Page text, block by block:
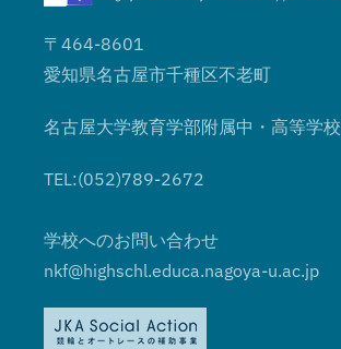
〒464-8601
愛知県名古屋市千種区不老町
名古屋大学教育学部附属中・高等学校
TEL:(052)789-2672
学校へのお問い合わせ
nkf@highschl.educa.nagoya-u.ac.jp